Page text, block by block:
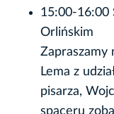
15:00-16:00
Orlińskim
Zapraszamy
Lema z
pisarza,
spaceru